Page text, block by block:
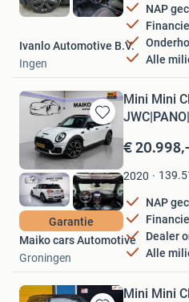
NAP
Alle
Ivanlo Automotive B.V.
Ingen
Bewaren
in
Mijn
Favorieten
Garantie
Mini Mini
€ 20.998,-
2020
NAP
Dealer
Alle
Maiko cars Automotive
Groningen
Mini Mini